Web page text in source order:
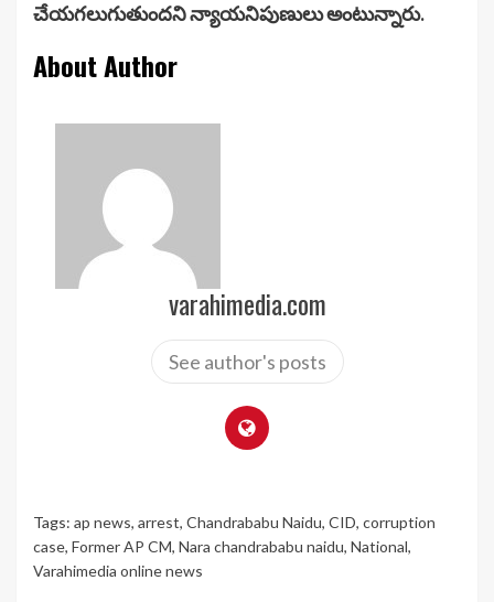
చేయగలుగుతుందని న్యాయనిపుణులు అంటున్నారు.
About Author
varahimedia.com
See author's posts
Tags: ap news, arrest, Chandrababu Naidu, CID, corruption
case, Former AP CM, Nara chandrababu naidu, National,
Varahimedia online news